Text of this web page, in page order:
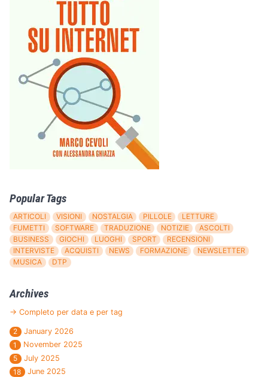
Popular Tags
ARTICOLI VISIONI NOSTALGIA PILLOLE
LETTURE
FUMETTI
SOFTWARE TRADUZIONE NOTIZIE
ASCOLTI
BUSINESS
GIOCHI LUOGHI SPORT
RECENSIONI
INTERVISTE
ACQUISTI NEWS FORMAZIONE
NEWSLETTER
MUSICA
DTP
Archives
→ Completo per data e per tag
2
January 2026
1
November 2025
5
July 2025
18
June 2025